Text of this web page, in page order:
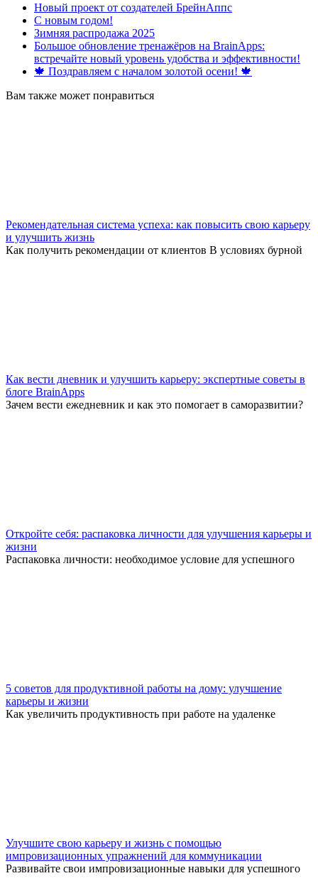
Новый проект от создателей БрейнАппс
С новым годом!
Зимняя распродажа 2025
Большое обновление тренажёров на BrainApps:
встречайте новый уровень удобства и эффективности!
🍁 Поздравляем с началом золотой осени! 🍁
Вам также может понравиться
Рекомендательная система успеха: как повысить свою карьеру
и улучшить жизнь
Как получить рекомендации от клиентов В условиях бурной
Как вести дневник и улучшить карьеру: экспертные советы в
блоге BrainApps
Зачем вести ежедневник и как это помогает в саморазвитии?
Откройте себя: распаковка личности для улучшения карьеры и
жизни
Распаковка личности: необходимое условие для успешного
5 советов для продуктивной работы на дому: улучшение
карьеры и жизни
Как увеличить продуктивность при работе на удаленке
Улучшите свою карьеру и жизнь с помощью
импровизационных упражнений для коммуникации
Развивайте свои импровизационные навыки для успешного